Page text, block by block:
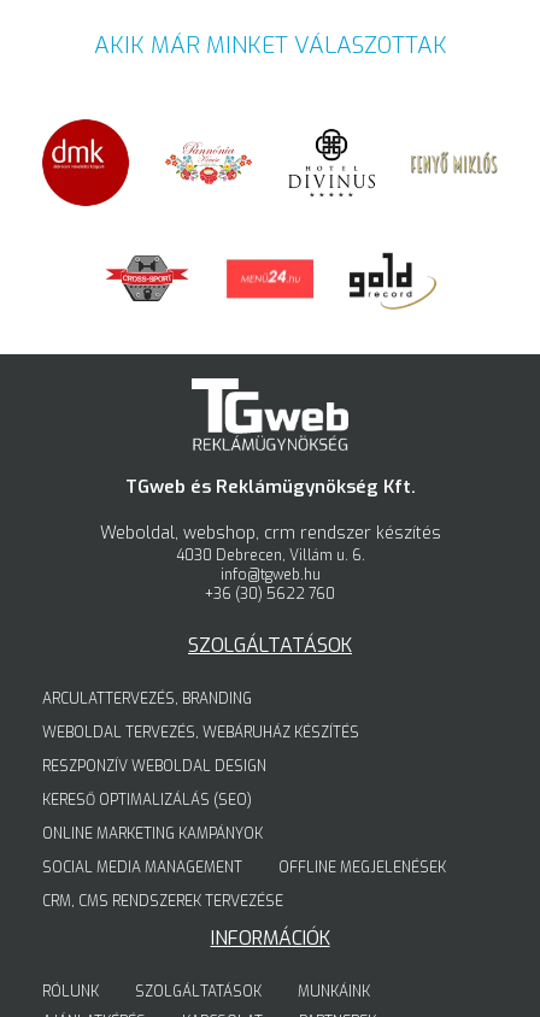
AKIK MÁR MINKET VÁLASZOTTAK
TGweb és Reklámügynökség Kft.
Weboldal, webshop, crm rendszer készítés
4030 Debrecen, Villám u. 6.
info@tgweb.hu
+36 (30) 5622 760
SZOLGÁLTATÁSOK
ARCULATTERVEZÉS, BRANDING
WEBOLDAL TERVEZÉS, WEBÁRUHÁZ KÉSZÍTÉS
RESZPONZÍV WEBOLDAL DESIGN
KERESŐ OPTIMALIZÁLÁS (SEO)
ONLINE MARKETING KAMPÁNYOK
SOCIAL MEDIA MANAGEMENT
OFFLINE MEGJELENÉSEK
CRM, CMS RENDSZEREK TERVEZÉSE
INFORMÁCIÓK
RÓLUNK SZOLGÁLTATÁSOK
MUNKÁINK